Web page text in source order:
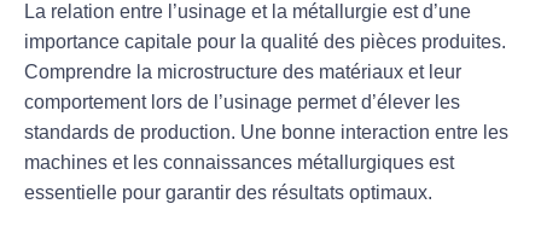
La relation entre l’usinage et la métallurgie est d’une
importance capitale pour la qualité des pièces produites.
Comprendre la microstructure des matériaux et leur
comportement lors de l’usinage permet d’élever les
standards de production. Une bonne interaction entre les
machines et les connaissances métallurgiques est
essentielle pour garantir des résultats optimaux.